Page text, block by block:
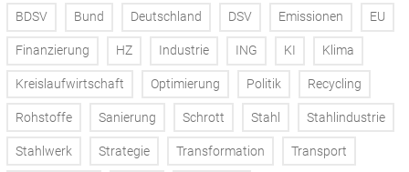
BDSV Bund Deutschland DSV Emissionen EU
Finanzierung HZ Industrie ING KI Klima
Kreislaufwirtschaft Optimierung Politik Recycling
Rohstoffe Sanierung Schrott Stahl Stahlindustrie
Stahlwerk Strategie Transformation Transport